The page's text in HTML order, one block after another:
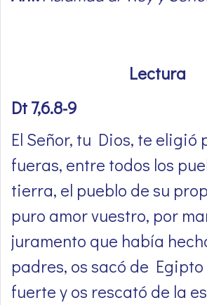
Lectura
Dt 7,6.8-9
El Señor, tu Dios, te eligió
fueras, entre todos los
tierra, el pueblo de su
puro amor vuestro, por
juramento que había
padres, os sacó de
fuerte y os rescató de la